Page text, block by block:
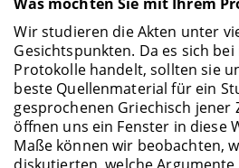
Wir studieren die Akten unter
Gesichtspunkten. Da es sich
Protokolle handelt, sollten sie
beste Quellenmaterial für ein
gesprochenen Griechisch jener
öffnen uns ein Fenster in diese
Maße können wir beobachten,